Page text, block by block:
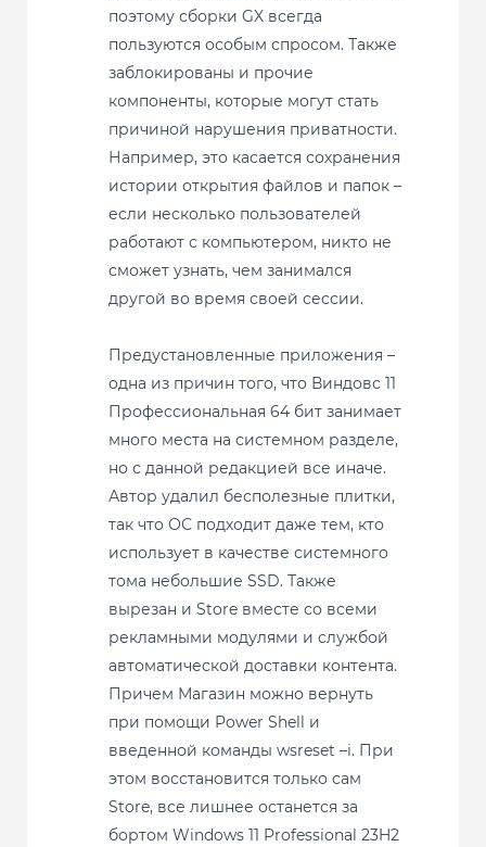
поэтому сборки GX всегда
пользуются особым спросом. Также
заблокированы и прочие
компоненты, которые могут стать
причиной нарушения приватности.
Например, это касается сохранения
истории открытия файлов и папок –
если несколько пользователей
работают с компьютером, никто не
сможет узнать, чем занимался
другой во время своей сессии.
Предустановленные приложения –
одна из причин того, что Виндовс 11
Профессиональная 64 бит занимает
много места на системном разделе,
но с данной редакцией все иначе.
Автор удалил бесполезные плитки,
так что ОС подходит даже тем, кто
использует в качестве системного
тома небольшие SSD. Также
вырезан и Store вместе со всеми
рекламными модулями и службой
автоматической доставки контента.
Причем Магазин можно вернуть
при помощи Power Shell и
введенной команды wsreset –i. При
этом восстановится только сам
Store, все лишнее останется за
бортом Windows 11 Professional 23H2